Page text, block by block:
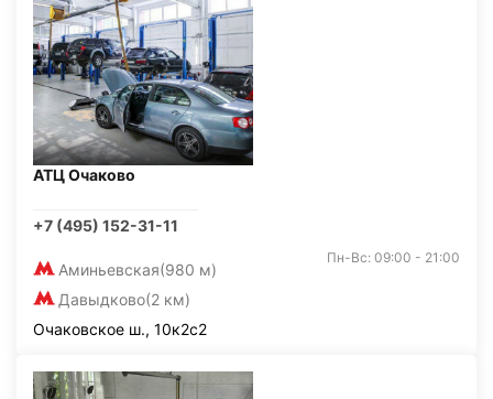
АТЦ Очаково
+7 (495) 152-31-11
Аминьевская(980 м)
Давыдково(2 км)
Пн-Вс: 09:00 - 21:00
Очаковское ш., 10к2с2